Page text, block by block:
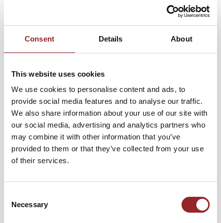
Consent Details About
This website uses cookies
We use cookies to personalise content and ads, to
provide social media features and to analyse our traffic.
We also share information about your use of our site with
our social media, advertising and analytics partners who
may combine it with other information that you’ve
provided to them or that they’ve collected from your use
of their services.
Selection
Necessary
wenn die Lebensarbeitszeit verkürzt wird, verbringen wir
Frage, wie Menschen für die zweite Hälfte ihres Lebens
vorsorgen können. Ist es realistisch, in etwa 40
50 oder sogar 60 Jahre aufzubauen?
In diesem faszinierenden Kontext bietet der renommierte
Vorsorge- und Versicherungsexperte Martin Gattung
einzigartige Einblicke in die Welt der Absicherungen für
Supercentenarians. Durch seine profunde Expertise
verschafft er uns einen Blick auf innovative Ansätze und
Strategien, wie Menschen effektiv für eine längere
die Herausforderungen und Chancen, die mit der Aussicht
verstehen und darauf vorbereitet zu sein.